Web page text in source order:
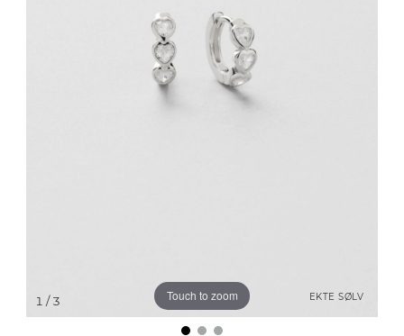
EKTE SØLV
Touch to zoom
1 / 3